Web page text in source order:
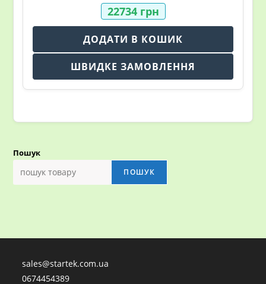
22734 грн
ДОДАТИ В КОШИК
ШВИДКЕ ЗАМОВЛЕННЯ
Пошук
ПОШУК
sales@startek.com.ua
0674454389